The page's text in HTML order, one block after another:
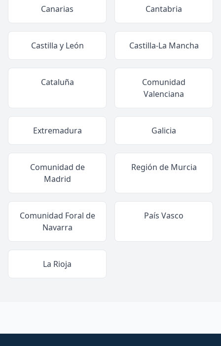
Canarias Cantabria
Castilla y León Castilla-La Mancha
Cataluña
Comunidad
Valenciana
Extremadura Galicia
Comunidad de
Madrid
Región de Murcia
Comunidad Foral de
Navarra
País Vasco
La Rioja